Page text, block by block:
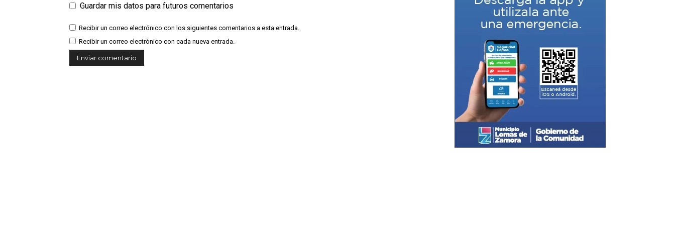
Guardar mis datos para futuros comentarios
Recibir un correo electrónico con los siguientes comentarios a esta entrada.
Recibir un correo electrónico con cada nueva entrada.